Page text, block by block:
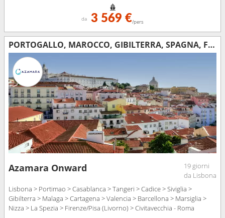
da 3 569 €/pers
PORTOGALLO, MAROCCO, GIBILTERRA, SPAGNA, FRANCIA, ITALIA
Azamara Onward
19 giorni
da Lisbona
Lisbona > Portimao > Casablanca > Tangeri > Cadice > Siviglia >
Gibilterra > Malaga > Cartagena > Valencia > Barcellona > Marsiglia >
Nizza > La Spezia > Firenze/Pisa (Livorno) > Civitavecchia - Roma